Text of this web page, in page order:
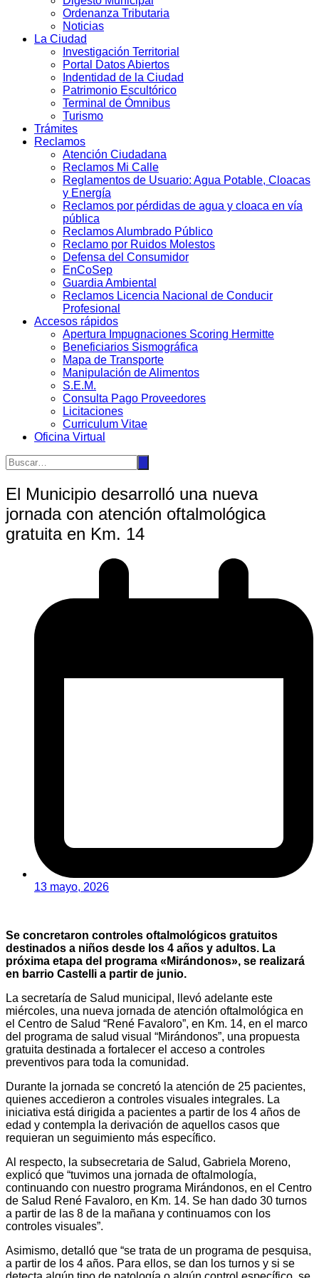
Ordenanza Tributaria
Noticias
La Ciudad
Investigación Territorial
Portal Datos Abiertos
Indentidad de la Ciudad
Patrimonio Escultórico
Terminal de Ómnibus
Turismo
Trámites
Reclamos
Atención Ciudadana
Reclamos Mi Calle
Reglamentos de Usuario: Agua Potable, Cloacas
y Energía
Reclamos por pérdidas de agua y cloaca en vía
pública
Reclamos Alumbrado Público
Reclamo por Ruidos Molestos
Defensa del Consumidor
EnCoSep
Guardia Ambiental
Reclamos Licencia Nacional de Conducir
Profesional
Accesos rápidos
Apertura Impugnaciones Scoring Hermitte
Beneficiarios Sismográfica
Mapa de Transporte
Manipulación de Alimentos
S.E.M.
Consulta Pago Proveedores
Licitaciones
Curriculum Vitae
Oficina Virtual
El Municipio desarrolló una nueva
jornada con atención oftalmológica
gratuita en Km. 14
13 mayo, 2026
Se concretaron controles oftalmológicos gratuitos
destinados a niños desde los 4 años y adultos. La
próxima etapa del programa «Mirándonos», se realizará
en barrio Castelli a partir de junio.
La secretaría de Salud municipal, llevó adelante este
miércoles, una nueva jornada de atención oftalmológica en
el Centro de Salud “René Favaloro”, en Km. 14, en el marco
del programa de salud visual “Mirándonos”, una propuesta
gratuita destinada a fortalecer el acceso a controles
preventivos para toda la comunidad.
Durante la jornada se concretó la atención de 25 pacientes,
quienes accedieron a controles visuales integrales. La
iniciativa está dirigida a pacientes a partir de los 4 años de
edad y contempla la derivación de aquellos casos que
requieran un seguimiento más específico.
Al respecto, la subsecretaria de Salud, Gabriela Moreno,
explicó que “tuvimos una jornada de oftalmología,
continuando con nuestro programa Mirándonos, en el Centro
de Salud René Favaloro, en Km. 14. Se han dado 30 turnos
a partir de las 8 de la mañana y continuamos con los
controles visuales”.
Asimismo, detalló que “se trata de un programa de pesquisa,
a partir de los 4 años. Para ellos, se dan los turnos y si se